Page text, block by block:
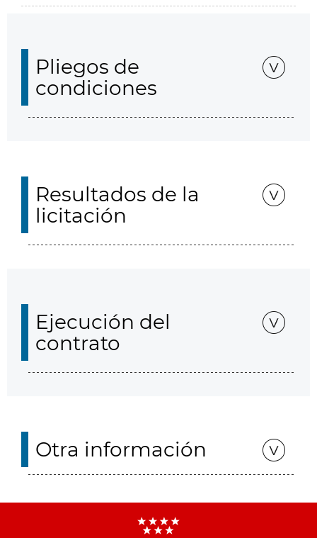
Pliegos de
condiciones
Resultados de la
licitación
Ejecución del
contrato
Otra información